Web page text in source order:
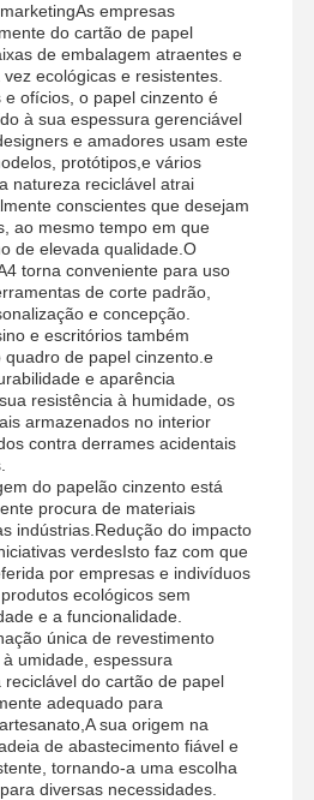
empresas
do cartão de papel
de embalagem atraentes e
ecológicas e resistentes.
ofícios, o papel cinzento é
à sua espessura gerenciável
e amadores usam este
protótipos,e vários
natureza reciclável atrai
conscientes que desejam
ao mesmo tempo em que
de elevada qualidade.O
torna conveniente para uso
de corte padrão,
e concepção.
e escritórios também
de papel cinzento.e
e aparência
resistência à humidade, os
armazenados no interior
contra derrames acidentais
do papelão cinzento está
procura de materiais
indústrias.Redução do impacto
verdesIsto faz com que
por empresas e indivíduos
ecológicos sem
e a funcionalidade.
única de revestimento
umidade, espessura
do cartão de papel
adequado para
sua origem na
de abastecimento fiável e
tornando-a uma escolha
diversas necessidades.